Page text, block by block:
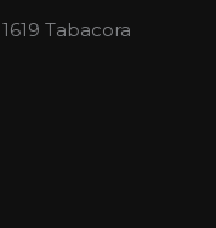
Tabacora